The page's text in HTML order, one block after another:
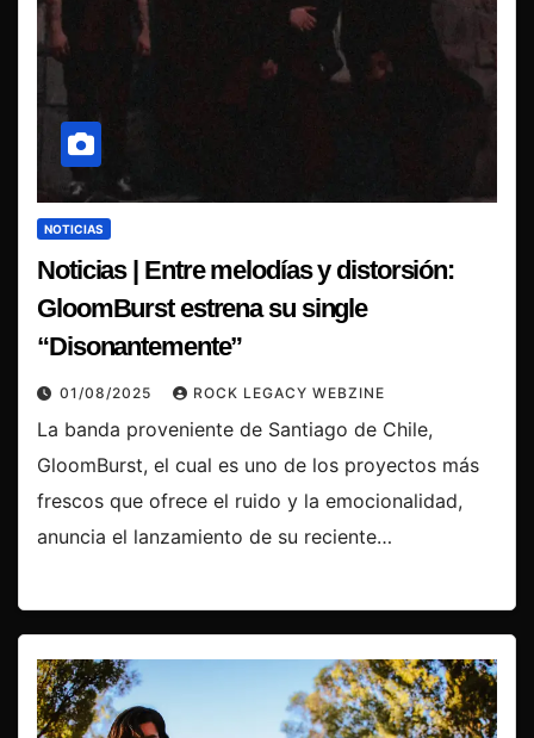
NOTICIAS
Noticias | Entre melodías y distorsión:
GloomBurst estrena su single
“Disonantemente”
01/08/2025 ROCK LEGACY WEBZINE
La banda proveniente de Santiago de Chile,
GloomBurst, el cual es uno de los proyectos más
frescos que ofrece el ruido y la emocionalidad,
anuncia el lanzamiento de su reciente…